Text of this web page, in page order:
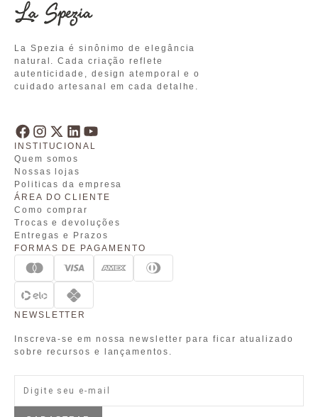
La Spezia é sinônimo de elegância
natural. Cada criação reflete
autenticidade, design atemporal e o
cuidado artesanal em cada detalhe.
INSTITUCIONAL
Quem somos
Nossas lojas
Politicas da empresa
ÁREA DO CLIENTE
Como comprar
Trocas e devoluções
Entregas e Prazos
FORMAS DE PAGAMENTO
NEWSLETTER
Inscreva-se em nossa newsletter para ficar atualizado
sobre recursos e lançamentos.